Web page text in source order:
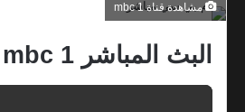
مشاهدة قناة mbc 1
البث المباشر mbc 1